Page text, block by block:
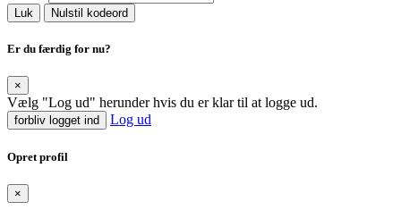
Luk Nulstil kodeord
Er du færdig for nu?
×
Vælg "Log ud" herunder hvis du er klar til at logge ud.
forbliv logget ind Log ud
Opret profil
×